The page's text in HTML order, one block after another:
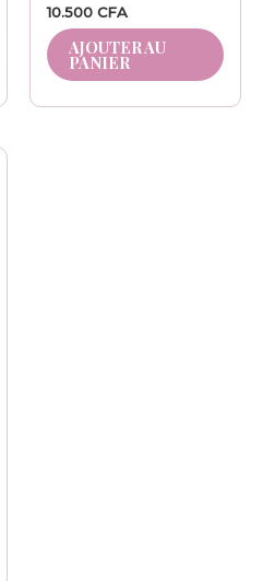
10.500 CFA
AJOUTER AU
PANIER